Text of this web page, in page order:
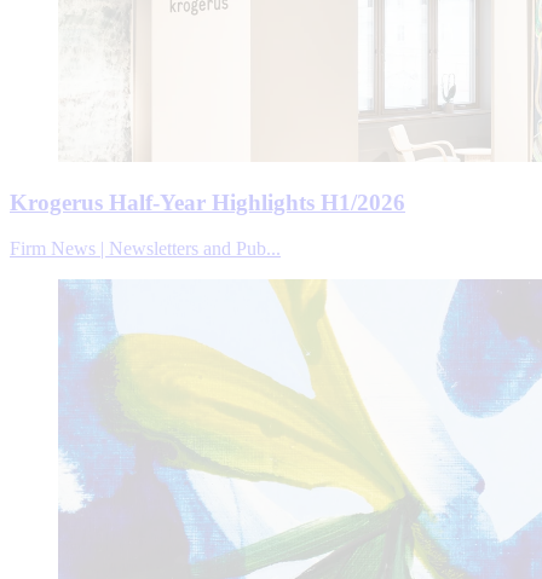
Krogerus Half-Year Highlights H1/2026
Firm News | Newsletters and Pub...